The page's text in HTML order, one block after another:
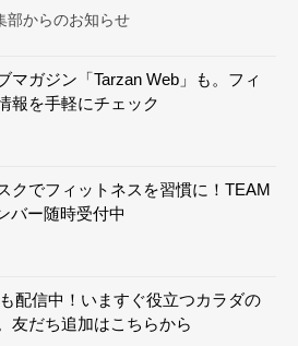
部からのお知らせ
マガジン「Tarzan Web」も。フィ
報を手軽にチェック
クでフィットネスを習慣に！TEAM
バー随時受付中
配信中！いますぐ役立つカラダの
友だち追加はこちらから